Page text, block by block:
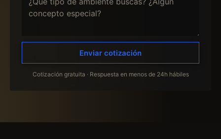
Enviar cotización
Cotización gratuita · Respuesta en menos de 24h hábiles